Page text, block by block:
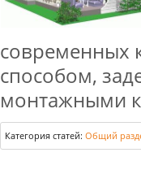
современных
способом,
монтажными
Категория статей: Общий